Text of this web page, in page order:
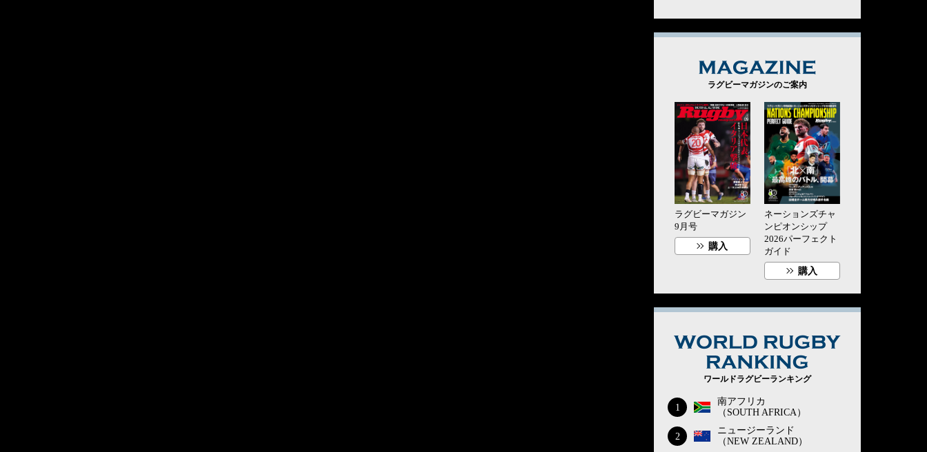
ラグビーマガジンのご案内
ラグビーマガジン
9月号
購入
ネーションズチャ
ンピオンシップ
2026パーフェクト
ガイド
購入
ワールドラグビーランキング
1
南アフリカ
（SOUTH AFRICA）
2
ニュージーランド
（NEW ZEALAND）